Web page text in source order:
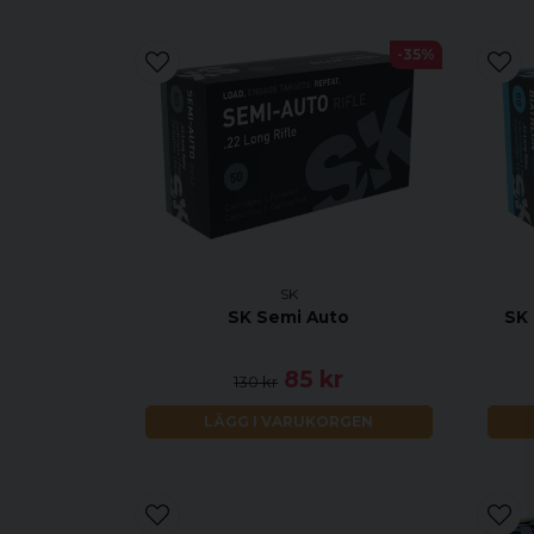
SK
SK Semi Auto
130 kr 85 kr
LÄGG I VARUKORGEN
-35%